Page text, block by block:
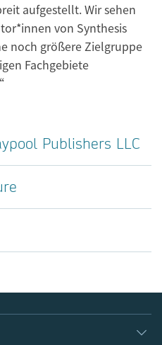
aufgestellt. Wir sehen
von Synthesis
noch größere Zielgruppe
Fachgebiete
Publishers LLC